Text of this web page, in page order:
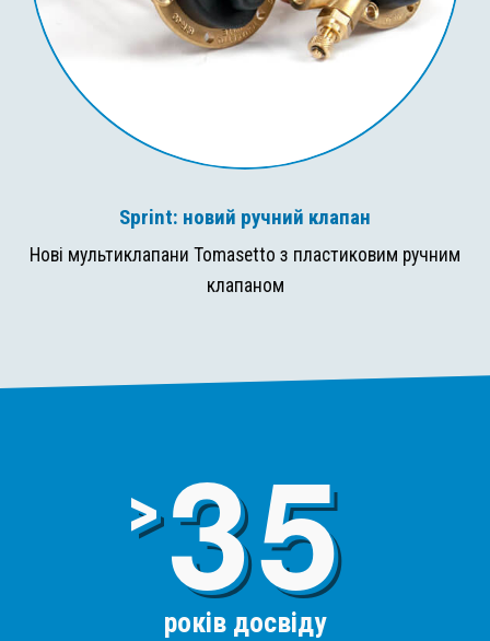
Sprint: новий ручний клапан
Нові мультиклапани Tomasetto з пластиковим ручним
клапаном
>3
років досвіду